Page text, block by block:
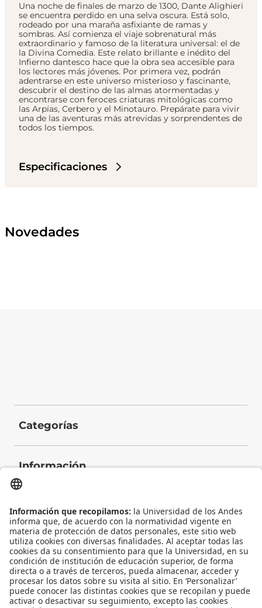
Una noche de finales de marzo de 1300, Dante Alighieri
se encuentra perdido en una selva oscura. Está solo,
rodeado por una maraña asfixiante de ramas y
sombras. Así comienza el viaje sobrenatural más
extraordinario y famoso de la literatura universal: el de
la Divina Comedia. Este relato brillante e inédito del
Infierno dantesco hace que la obra sea accesible para
los lectores más jóvenes. Por primera vez, podrán
adentrarse en este universo misterioso y fascinante,
descubrir el destino de las almas atormentadas y
encontrarse con feroces criaturas mitológicas como
las Arpías, Cerbero y el Minotauro. Prepárate para vivir
una de las aventuras más atrevidas y sorprendentes de
todos los tiempos.
Especificaciones
Novedades
Categorías
Información
Contacto